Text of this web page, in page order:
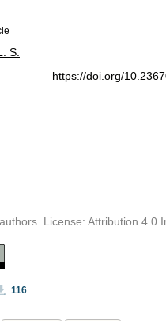
S.
https://doi.org/
License: Attribution 4.0
116